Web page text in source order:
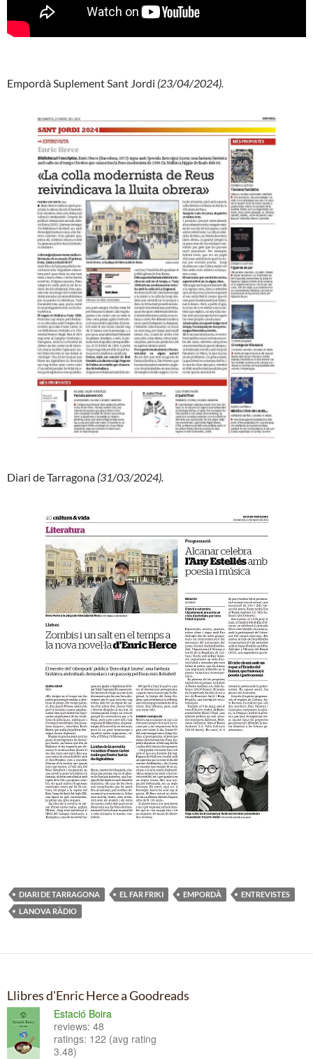
Empordà Suplement Sant Jordi (23/04/2024).
Diari de Tarragona (31/03/2024).
DIARI DE TARRAGONA EL FAR FRIKI EMPORDÀ
ENTREVISTES
LANOVA RÀDIO
Llibres d'Enric Herce a Goodreads
Estació Boira
reviews: 48
ratings: 122 (avg rating
3.48)